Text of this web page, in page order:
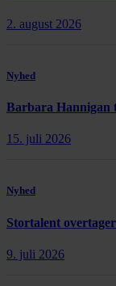
2. august 2026
Nyhed
Barbara Hannigan
15. juli 2026
Nyhed
Stortalent
9. juli 2026